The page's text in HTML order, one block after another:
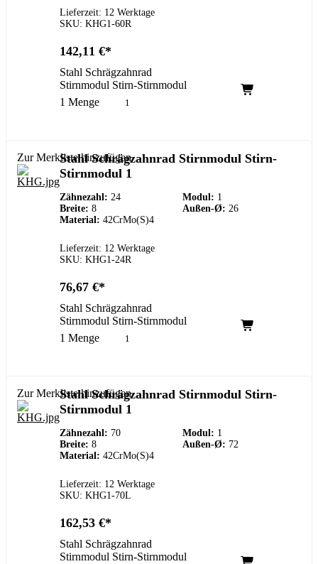
Lieferzeit: 12 Werktage
SKU: KHG1-60R
142,11 €
Stahl Schrägzahnrad
Stirnmodul Stirn-Stirnmodul
1 Menge
Zur Merkliste hinzufügen
Stahl Schrägzahnrad Stirnmodul Stirn-
Stirnmodul 1
Zähnezahl: 24 Modul: 1
Breite: 8 Außen-Ø: 26
Material: 42CrMo(S)4
Lieferzeit: 12 Werktage
SKU: KHG1-24R
76,67 €
Stahl Schrägzahnrad
Stirnmodul Stirn-Stirnmodul
1 Menge
Zur Merkliste hinzufügen
Stahl Schrägzahnrad Stirnmodul Stirn-
Stirnmodul 1
Zähnezahl: 70 Modul: 1
Breite: 8 Außen-Ø: 72
Material: 42CrMo(S)4
Lieferzeit: 12 Werktage
SKU: KHG1-70L
162,53 €
Stahl Schrägzahnrad
Stirnmodul Stirn-Stirnmodul